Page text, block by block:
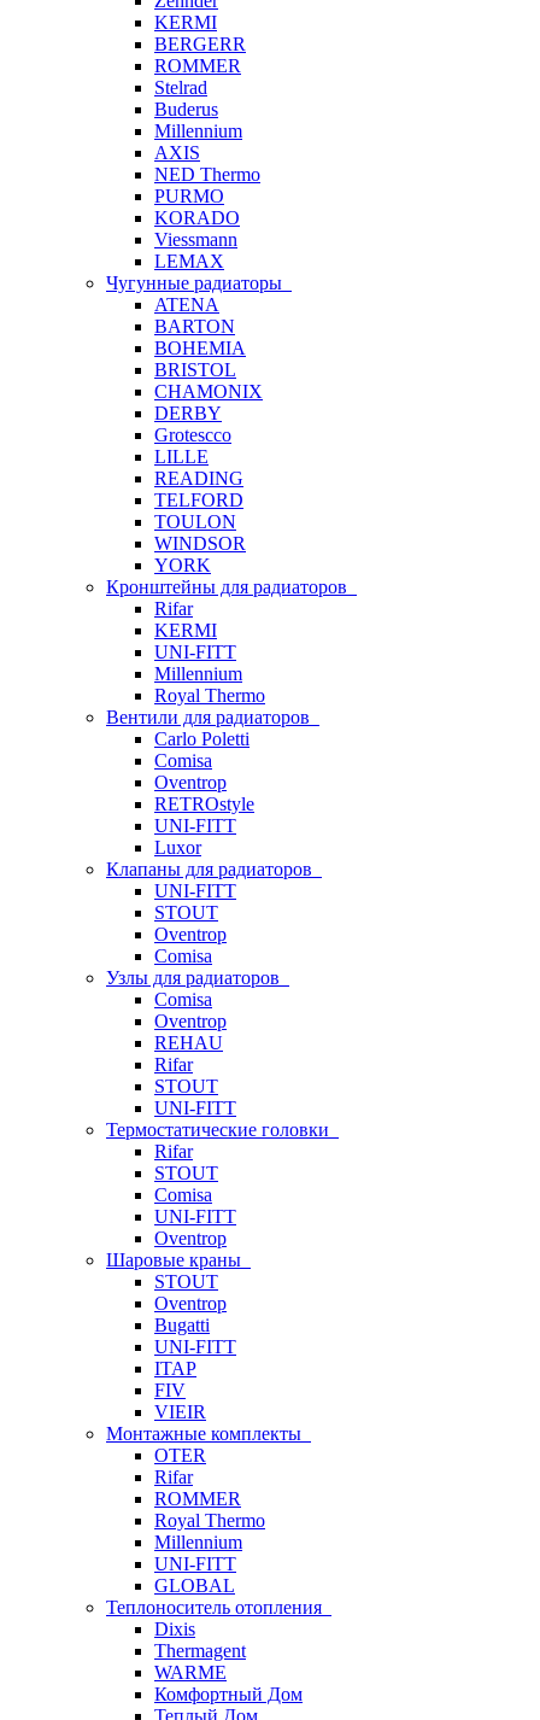
KERMI
BERGERR
ROMMER
Stelrad
Buderus
Millennium
AXIS
NED Thermo
PURMO
KORADO
Viessmann
LEMAX
Чугунные радиаторы
ATENA
BARTON
BOHEMIA
BRISTOL
CHAMONIX
DERBY
Grotescco
LILLE
READING
TELFORD
TOULON
WINDSOR
YORK
Кронштейны для радиаторов
Rifar
KERMI
UNI-FITT
Millennium
Royal Thermo
Вентили для радиаторов
Carlo Poletti
Comisa
Oventrop
RETROstyle
UNI-FITT
Luxor
Клапаны для радиаторов
UNI-FITT
STOUT
Oventrop
Comisa
Узлы для радиаторов
Comisa
Oventrop
REHAU
Rifar
STOUT
UNI-FITT
Термостатические головки
Rifar
STOUT
Comisa
UNI-FITT
Oventrop
Шаровые краны
STOUT
Oventrop
Bugatti
UNI-FITT
ITAP
FIV
VIEIR
Монтажные комплекты
OTER
Rifar
ROMMER
Royal Thermo
Millennium
UNI-FITT
GLOBAL
Теплоноситель отопления
Dixis
Thermagent
WARME
Комфортный Дом
Теплый Дом